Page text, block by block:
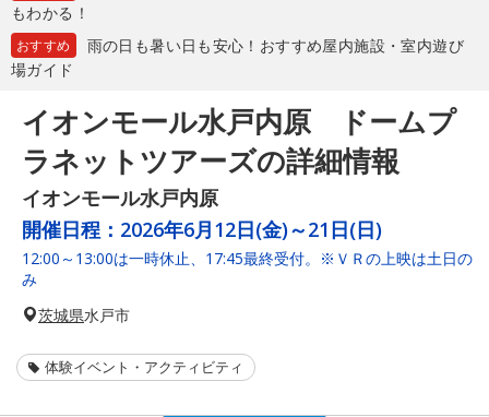
もわかる！
おすすめ
雨の日も暑い日も安心！おすすめ屋内施設・室内遊び
場ガイド
イオンモール水戸内原 ドームプ
ラネットツアーズの詳細情報
イオンモール水戸内原
開催日程： 2026年6月12日(金)～21日(日)
12:00～13:00は一時休止、17:45最終受付。※ＶＲの上映は土日の
み
茨城県水戸市
体験イベント・アクティビティ